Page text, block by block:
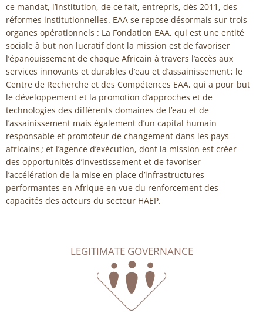
ce mandat, l’institution, de ce fait, entrepris, dès 2011, des
réformes institutionnelles. EAA se repose désormais sur trois
organes opérationnels : La Fondation EAA, qui est une entité
sociale à but non lucratif dont la mission est de favoriser
l’épanouissement de chaque Africain à travers l’accès aux
services innovants et durables d’eau et d’assainissement ; le
Centre de Recherche et des Compétences EAA, qui a pour but
le développement et la promotion d’approches et de
technologies des différents domaines de l’eau et de
l’assainissement mais également d’un capital humain
responsable et promoteur de changement dans les pays
africains ; et l’agence d’exécution, dont la mission est créer
des opportunités d’investissement et de favoriser
l’accélération de la mise en place d’infrastructures
performantes en Afrique en vue du renforcement des
capacités des acteurs du secteur HAEP.
LEGITIMATE GOVERNANCE